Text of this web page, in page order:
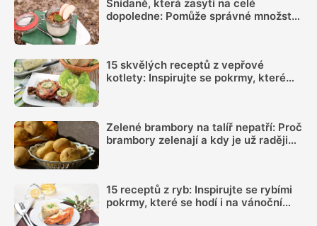
Snídaně, která zasytí na celé
dopoledne: Pomůže správné množství
15 skvělých receptů z vepřové
kotlety: Inspirujte se pokrmy, které
Zelené brambory na talíř nepatří: Proč
brambory zelenají a kdy je už raději
15 receptů z ryb: Inspirujte se rybími
pokrmy, které se hodí i na vánoční